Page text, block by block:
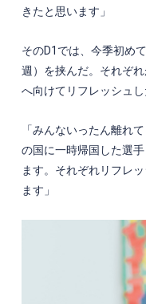
きたと思います」
そのD1 では、今季初め
週）を挟んだ。それぞ
へ向けてリフレッシュし
「みんないったん離れ
の国に一時帰国した選
ます。それぞれリフレ
ます」